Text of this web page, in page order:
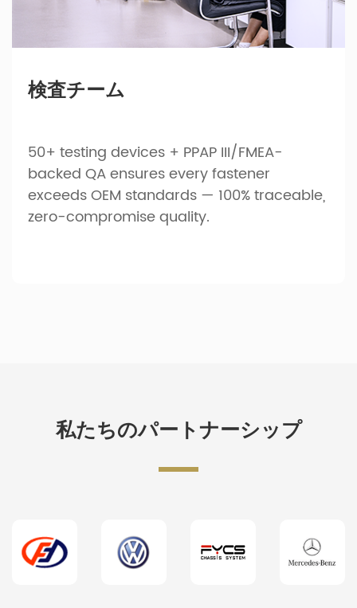
検査チーム
50+ testing devices + PPAP III/FMEA-
backed QA ensures every fastener
exceeds OEM standards — 100% traceable,
zero-compromise quality.
私たちのパートナーシップ